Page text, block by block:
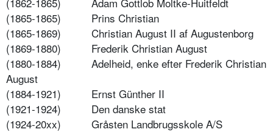
(1865-1865)
Prins Christian
(1865-1869) Christian August II af Augustenborg
(1869-1880) Frederik Christian August
(1880-1884) Adelheid, enke efter Frederik Christian
August
(1884-1921) Ernst Günther II
(1921-1924) Den danske stat
(1924-20xx) Gråsten Landbrugsskole A/S